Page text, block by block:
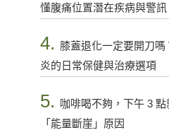
懂腹痛位置潛在疾病與警訊
4. 膝蓋退化一定要開刀
炎的日常保健與治療選項
5.
咖啡喝不夠，下午 3
「能量斷崖」原因